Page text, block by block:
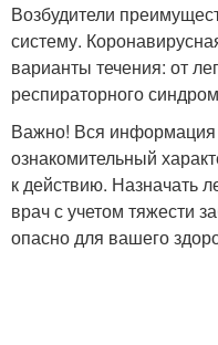
Возбудители
систему.
варианты течения: от
респираторного
Важно! Вся информация
ознакомительный
к действию. Назначать
врач с учетом тяжести
опасно для вашего